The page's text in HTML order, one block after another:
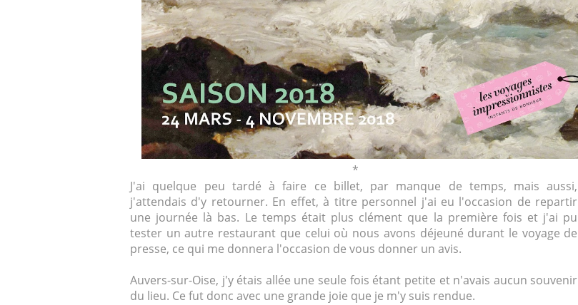
*
J'ai quelque peu tardé à faire ce billet, par manque de temps, mais aussi,
j'attendais d'y retourner. En effet, à titre personnel j'ai eu l'occasion de repartir
une journée là bas. Le temps était plus clément que la première fois et j'ai pu
tester un autre restaurant que celui où nous avons déjeuné durant le voyage de
presse, ce qui me donnera l'occasion de vous donner un avis.
Auvers-sur-Oise, j'y étais allée une seule fois étant petite et n'avais aucun souvenir
du lieu. Ce fut donc avec une grande joie que je m'y suis rendue.